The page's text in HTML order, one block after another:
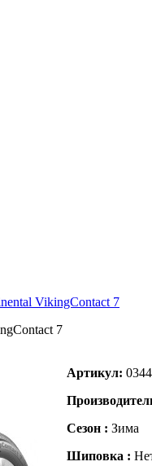
VikingContact 7
7
Артикул:
Сезон : Зима
Шиповка :